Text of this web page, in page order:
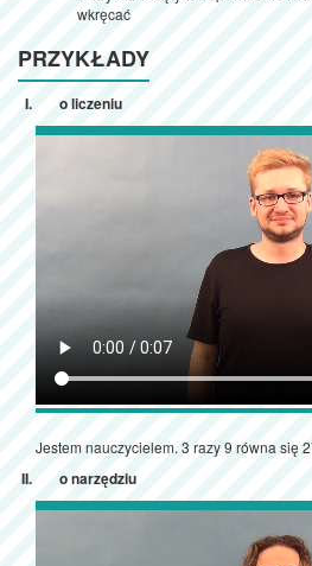
wkręcać
PRZYKŁADY
o liczeniu
Jestem nauczycielem. 3 razy 9 równa się
o narzędziu